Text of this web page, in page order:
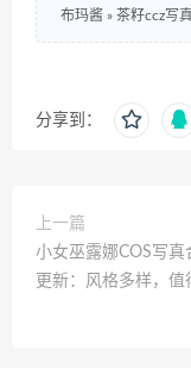
布玛酱 » 茶籽ccz写
分享到：
上一篇
小女巫露娜COS写真
更新：风格多样，值